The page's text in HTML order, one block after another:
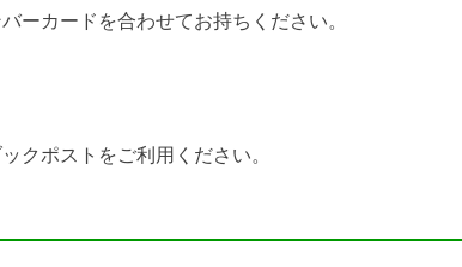
カードを合わせてお持ちください。
クポストをご利用ください。